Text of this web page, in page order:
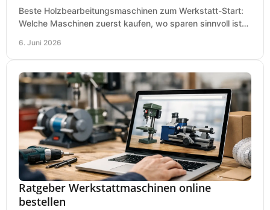
Beste Holzbearbeitungsmaschinen zum Werkstatt-Start:
Welche Maschinen zuerst kaufen, wo sparen sinnvoll ist
6. Juni 2026
Ratgeber Werkstattmaschinen online
bestellen